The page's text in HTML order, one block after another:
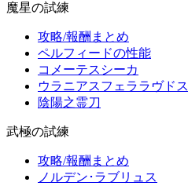
魔星の試練
攻略/報酬まとめ
ペルフィードの性能
コメーテスシーカ
ウラニアスフェララヴドス
陰陽之霊刀
武極の試練
攻略/報酬まとめ
ノルデン･ラブリュス